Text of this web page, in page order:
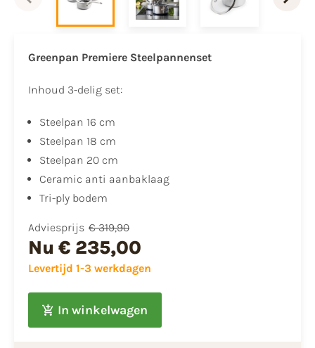
Greenpan Premiere Steelpannenset
Inhoud 3-delig set:
Steelpan 16 cm
Steelpan 18 cm
Steelpan 20 cm
Ceramic anti aanbaklaag
Tri-ply bodem
Adviesprijs € 319,90
Nu € 235,00
Levertijd 1-3 werkdagen
In winkelwagen